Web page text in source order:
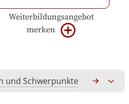
Weiterbildungsangebot
merken
und Schwerpunkte